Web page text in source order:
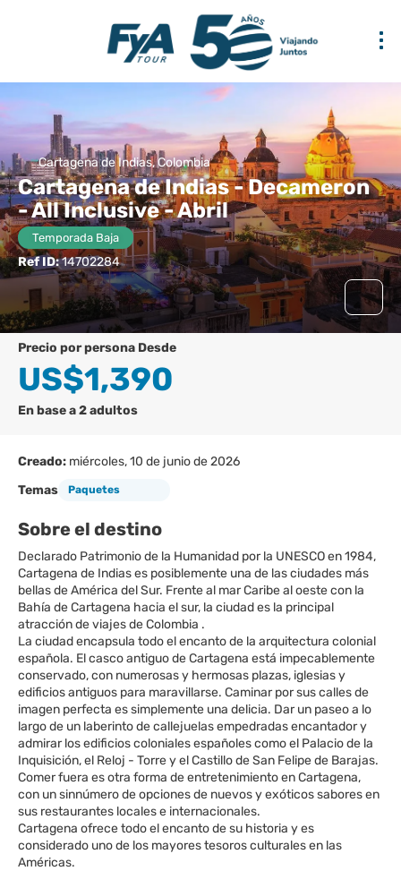
Cartagena de Indias, Colombia
Cartagena de Indias - Decameron
- All Inclusive - Abril
Temporada Baja
Ref ID:14702284
precio por persona Desde
US$1,390
En base a 2 adultos
Creado: miércoles, 10 de junio de 2026
Temas
Paquetes
Sobre el destino
Declarado Patrimonio de la Humanidad por la UNESCO en 1984,
Cartagena de Indias es posiblemente una de las ciudades más
bellas de América del Sur. Frente al mar Caribe al oeste con la
Bahía de Cartagena hacia el sur, la ciudad es la principal
atracción de viajes de Colombia .
La ciudad encapsula todo el encanto de la arquitectura colonial
española. El casco antiguo de Cartagena está impecablemente
conservado, con numerosas y hermosas plazas, iglesias y
edificios antiguos para maravillarse. Caminar por sus calles de
imagen perfecta es simplemente una delicia. Dar un paseo a lo
largo de un laberinto de callejuelas empedradas encantador y
admirar los edificios coloniales españoles como el Palacio de la
Inquisición, el Reloj - Torre y el Castillo de San Felipe de Barajas.
Comer fuera es otra forma de entretenimiento en Cartagena,
con un sinnúmero de opciones de nuevos y exóticos sabores en
sus restaurantes locales e internacionales.
Cartagena ofrece todo el encanto de su historia y es
considerado uno de los mayores tesoros culturales en las
Américas.